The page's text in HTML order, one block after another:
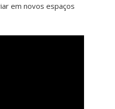
em novos espaços